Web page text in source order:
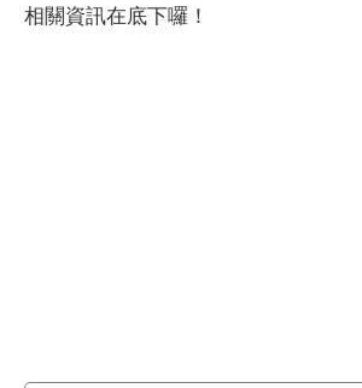
相關資訊在底下囉！